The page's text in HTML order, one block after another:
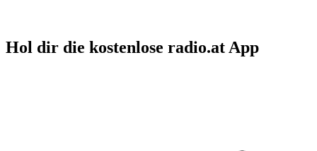
Hol dir die kostenlose radio.at App